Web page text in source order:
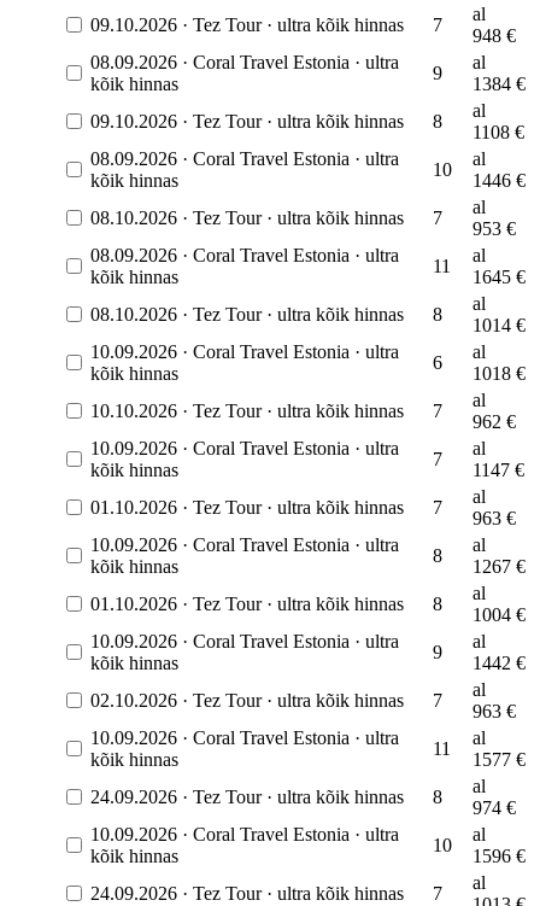
09.10.2026 · Tez Tour · ultra kõik hinnas 7
al
948 €
08.09.2026 · Coral Travel Estonia · ultra
kõik hinnas
9
al
1384 €
09.10.2026 · Tez Tour · ultra kõik hinnas 8
al
1108 €
08.09.2026 · Coral Travel Estonia · ultra
kõik hinnas
10
al
1446 €
08.10.2026 · Tez Tour · ultra kõik hinnas 7
al
953 €
08.09.2026 · Coral Travel Estonia · ultra
kõik hinnas
11
al
1645 €
08.10.2026 · Tez Tour · ultra kõik hinnas 8
al
1014 €
10.09.2026 · Coral Travel Estonia · ultra
kõik hinnas
6
al
1018 €
10.10.2026 · Tez Tour · ultra kõik hinnas 7
al
962 €
10.09.2026 · Coral Travel Estonia · ultra
kõik hinnas
7
al
1147 €
01.10.2026 · Tez Tour · ultra kõik hinnas 7
al
963 €
10.09.2026 · Coral Travel Estonia · ultra
kõik hinnas
8
al
1267 €
01.10.2026 · Tez Tour · ultra kõik hinnas 8
al
1004 €
10.09.2026 · Coral Travel Estonia · ultra
kõik hinnas
9
al
1442 €
02.10.2026 · Tez Tour · ultra kõik hinnas 7
al
963 €
10.09.2026 · Coral Travel Estonia · ultra
kõik hinnas
11
al
1577 €
24.09.2026 · Tez Tour · ultra kõik hinnas 8
al
974 €
10.09.2026 · Coral Travel Estonia · ultra
kõik hinnas
10
al
1596 €
24.09.2026 · Tez Tour · ultra kõik hinnas 7
al